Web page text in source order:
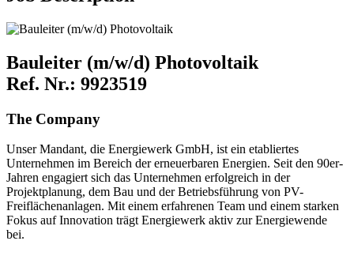
Bauleiter (m/w/d) Photovoltaik
Ref. Nr.: 9923519
The Company
Unser Mandant, die Energiewerk GmbH, ist ein etabliertes
Unternehmen im Bereich der erneuerbaren Energien. Seit den 90er-
Jahren engagiert sich das Unternehmen erfolgreich in der
Projektplanung, dem Bau und der Betriebsführung von PV-
Freiflächenanlagen. Mit einem erfahrenen Team und einem starken
Fokus auf Innovation trägt Energiewerk aktiv zur Energiewende
bei.